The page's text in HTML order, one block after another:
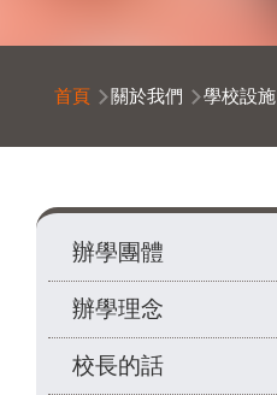
航
連
結
首頁 關於我們 學校設施
Main
navigation
辦學團體
辦學理念
校長的話